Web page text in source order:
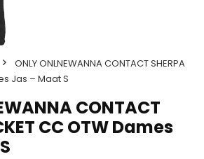
ONLY ONLNEWANNA CONTACT SHERPA
Jas – Maat S
CONTACT
CC OTW Dames